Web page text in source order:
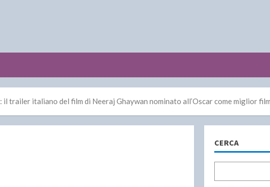
trailer italiano del film di Neeraj Ghaywan nominato all’Oscar come miglior
CERCA